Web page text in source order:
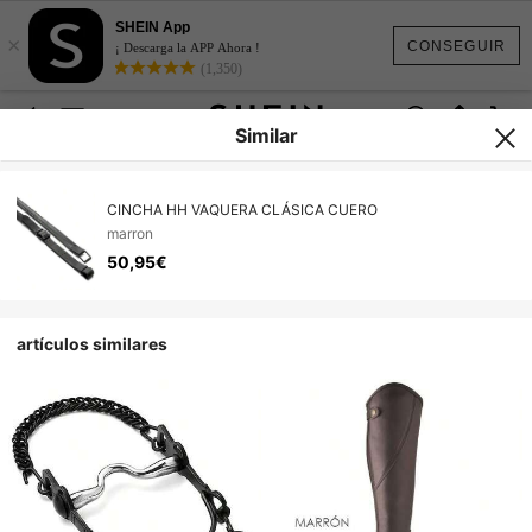
CONSEGUIR
×
SHEIN App
¡ Descarga la APP Ahora !
(1,350)
Similar
CINCHA HH VAQUERA CLÁSICA CUERO
marron
50,95€
artículos similares